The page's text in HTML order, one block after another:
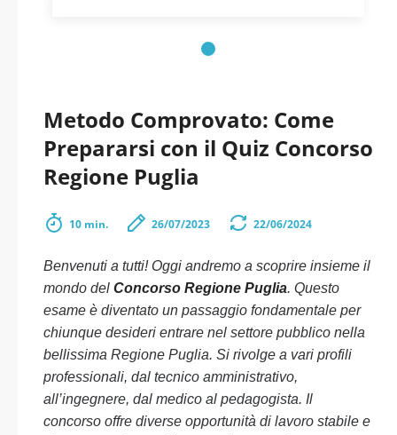
Metodo Comprovato: Come
Prepararsi con il Quiz Concorso
Regione Puglia
10 min. 26/07/2023 22/06/2024
Benvenuti a tutti! Oggi andremo a scoprire insieme il
mondo del Concorso Regione Puglia. Questo
esame è diventato un passaggio fondamentale per
chiunque desideri entrare nel settore pubblico nella
bellissima Regione Puglia. Si rivolge a vari profili
professionali, dal tecnico amministrativo,
all’ingegnere, dal medico al pedagogista. Il
concorso offre diverse opportunità di lavoro stabile e